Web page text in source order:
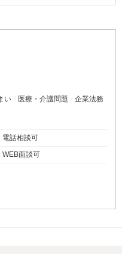
い 医療・介護問題 企業法務
電話相談可
WEB面談可